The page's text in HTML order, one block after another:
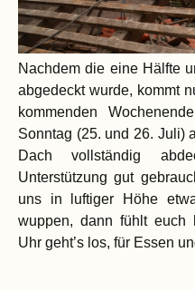
Nachdem die eine Hälfte
abgedeckt wurde, kommt
kommenden
Sonntag (25. und 26. Juli)
Dach vollständig
Unterstützung gut
uns in luftiger Höhe
wuppen, dann fühlt euch
Uhr geht’s los, für Essen